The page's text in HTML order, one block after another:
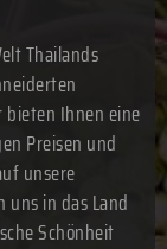
Thailands
bieten Ihnen eine
Preisen und
unsere
uns in das Land
Schönheit